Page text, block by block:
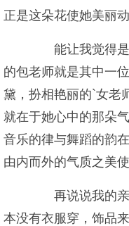
正是这朵花使她美丽
能让我觉得是
的包老师就是其中一
黛，扮相艳丽的`女老
就在于她心中的那朵
音乐的律与舞蹈的韵
由内而外的气质之美
再说说我的亲
本没有衣服穿，饰品